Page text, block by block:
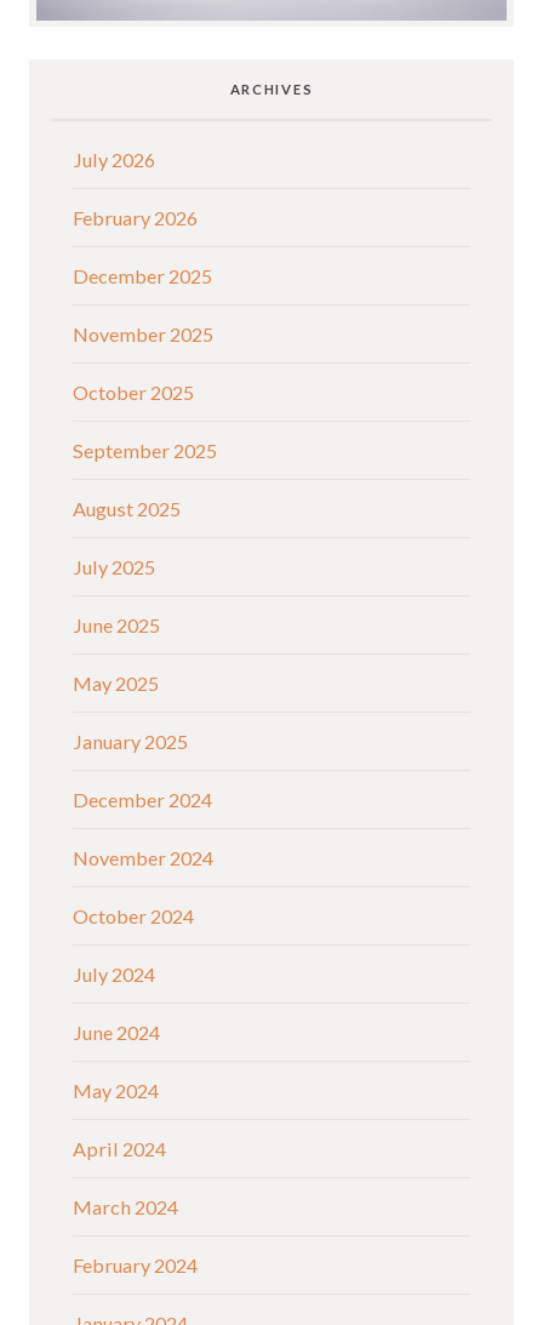
ARCHIVES
July 2026
February 2026
December 2025
November 2025
October 2025
September 2025
August 2025
July 2025
June 2025
May 2025
January 2025
December 2024
November 2024
October 2024
July 2024
June 2024
May 2024
April 2024
March 2024
February 2024